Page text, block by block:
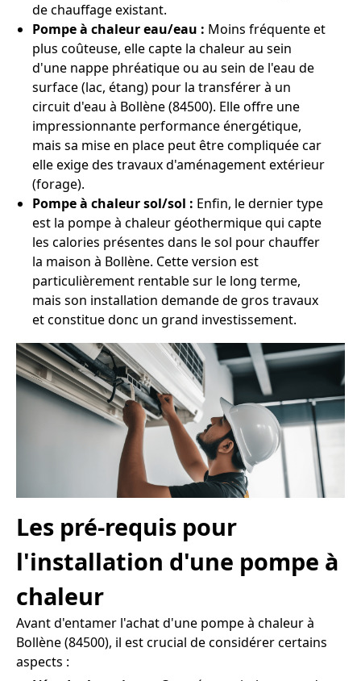
de chauffage existant.
Pompe à chaleur eau/eau : Moins fréquente et
plus coûteuse, elle capte la chaleur au sein
d'une nappe phréatique ou au sein de l'eau de
surface (lac, étang) pour la transférer à un
circuit d'eau à Bollène (84500). Elle offre une
impressionnante performance énergétique,
mais sa mise en place peut être compliquée car
elle exige des travaux d'aménagement extérieur
(forage).
Pompe à chaleur sol/sol : Enfin, le dernier type
est la pompe à chaleur géothermique qui capte
les calories présentes dans le sol pour chauffer
la maison à Bollène. Cette version est
particulièrement rentable sur le long terme,
mais son installation demande de gros travaux
et constitue donc un grand investissement.
Les pré-requis pour
l'installation d'une pompe à
chaleur
Avant d'entamer l'achat d'une pompe à chaleur à
Bollène (84500), il est crucial de considérer certains
aspects :